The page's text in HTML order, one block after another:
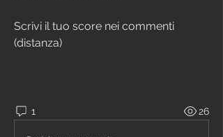
Scrivi il tuo score nei commenti
(distanza)
1 26